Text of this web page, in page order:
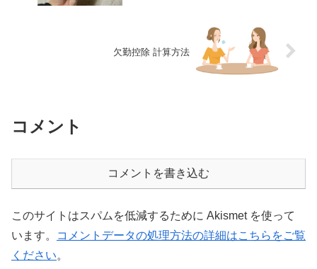
欠勤控除 計算方法
コメント
コメントを書き込む
このサイトはスパムを低減するために Akismet を使って
います。
コメントデータの処理方法の詳細はこちらをご覧
ください。